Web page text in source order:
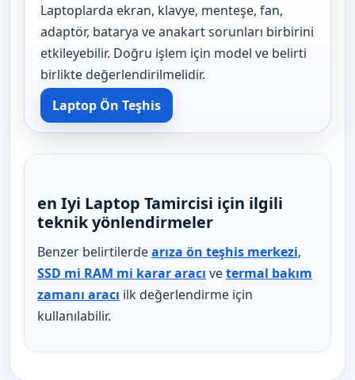
Laptoplarda ekran, klavye, menteşe, fan,
adaptör, batarya ve anakart sorunları birbirini
etkileyebilir. Doğru işlem için model ve belirti
birlikte değerlendirilmelidir.
Laptop Ön Teşhis
en Iyi Laptop Tamircisi için ilgili
teknik yönlendirmeler
Benzer belirtilerdearıza ön teşhis merkezi,
SSD mi RAM mi karar aracı vetermal bakım
zamanı aracı ilk değerlendirme için
kullanılabilir.